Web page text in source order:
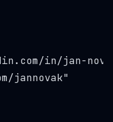
in/jan-
jannovak"